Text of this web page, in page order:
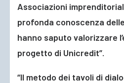
Associazioni
profonda conoscenza
hanno saputo valorizzare
progetto di Unicredit”.
“Il metodo dei tavoli di